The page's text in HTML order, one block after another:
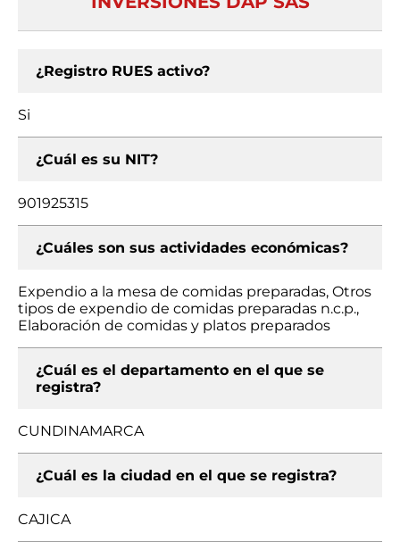
¿Registro RUES activo?
Si
¿Cuál es su NIT?
901925315
¿Cuáles son sus actividades económicas?
Expendio a la mesa de comidas preparadas, Otros
tipos de expendio de comidas preparadas n.c.p.,
Elaboración de comidas y platos preparados
¿Cuál es el departamento en el que se
registra?
CUNDINAMARCA
¿Cuál es la ciudad en el que se registra?
CAJICA